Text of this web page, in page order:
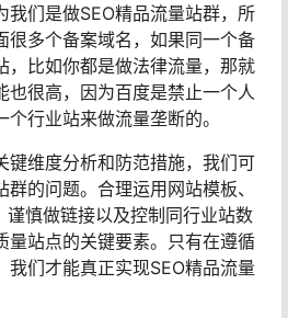
我们是做SEO精品流量站群，所
很多个备案域名，如果同一个备
，比如你都是做法律流量，那就
也很高，因为百度是禁止一个人
行业站来做流量垄断的。
键维度分析和防范措施，我们可
的问题。合理运用网站模板、
谨慎做链接以及控制同行业站数
量站点的关键要素。只有在遵循
我们才能真正实现SEO精品流量